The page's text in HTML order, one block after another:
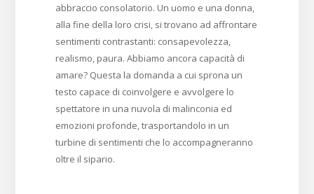
abbraccio consolatorio. Un uomo e una donna,
alla fine della loro crisi, si trovano ad affrontare
sentimenti contrastanti: consapevolezza,
realismo, paura. Abbiamo ancora capacità di
amare? Questa la domanda a cui sprona un
testo capace di coinvolgere e avvolgere lo
spettatore in una nuvola di malinconia ed
emozioni profonde, trasportandolo in un
turbine di sentimenti che lo accompagneranno
oltre il sipario.